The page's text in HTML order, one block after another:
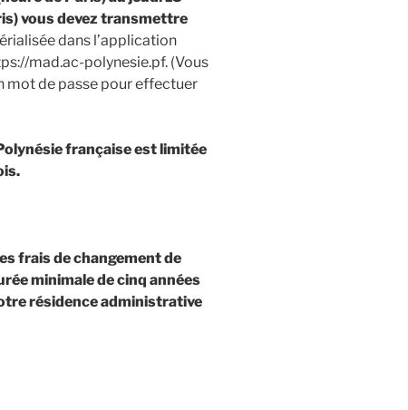
vous devez transmettre
dans l’application
mad.ac-polynesie.pf. (Vous
mot de passe pour effectuer
française est limitée
frais de changement de
minimale decinq années
résidence administrative